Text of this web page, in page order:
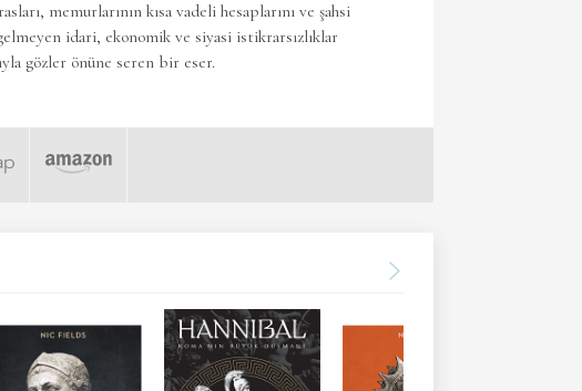
memurlarının kısa vadeli hesaplarını ve şahsi
idari, ekonomik ve siyasi istikrarsızlıklar
gözler önüne seren bir eser.